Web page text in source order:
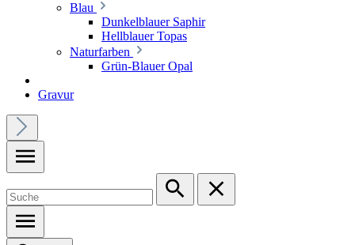
Blau
Dunkelblauer Saphir
Hellblauer Topas
Naturfarben
Grün-Blauer Opal
Gravur